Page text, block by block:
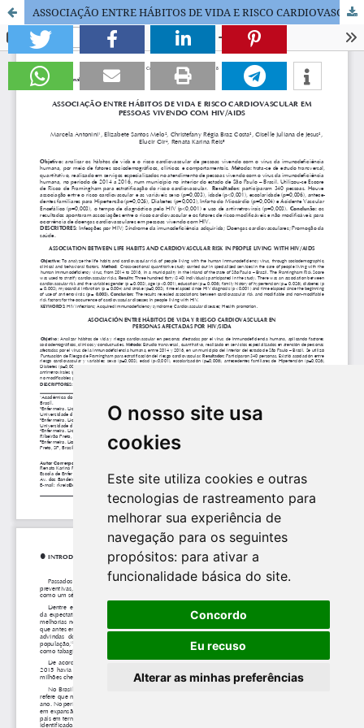
O nosso site usa
cookies
Este site utiliza cookies e outras
tecnologias de rastreamento para
melhorar sua experiência de
navegação para os seguintes
propósitos: para ativar a
funcionalidade básica do site.
Concordo
Eu recuso
Alterar as minhas preferências
ASSOCIAÇÃO ENTRE HÁBITOS DE VIDA E RISCO CARDIOVASCULAR EM PESSOAS VIVENDO COM HIV/AIDS